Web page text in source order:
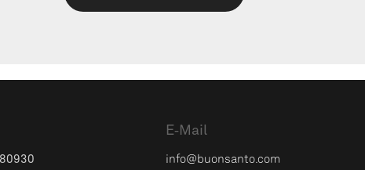
E‑Mail
info@buonsanto.com